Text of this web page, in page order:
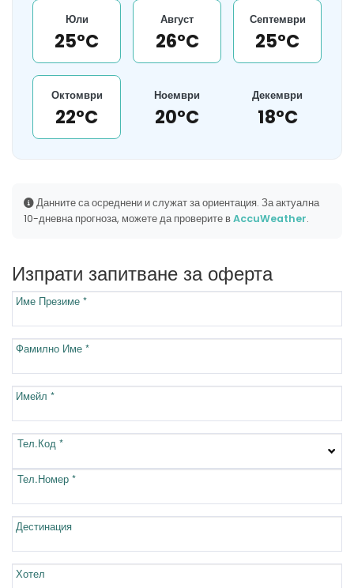
Юли
25°C
Август
26°C
Септември
25°C
Октомври
22°C
Ноември
20°C
Декември
18°C
Данните са осреднени и служат за ориентация. За актуална
10-дневна прогноза, можете да проверите вAccuWeather.
Изпрати запитване за оферта
Име Презиме *
Фамилно Име *
Имейл *
Тел.Код *
Тел.Номер *
Дестинация
Хотел